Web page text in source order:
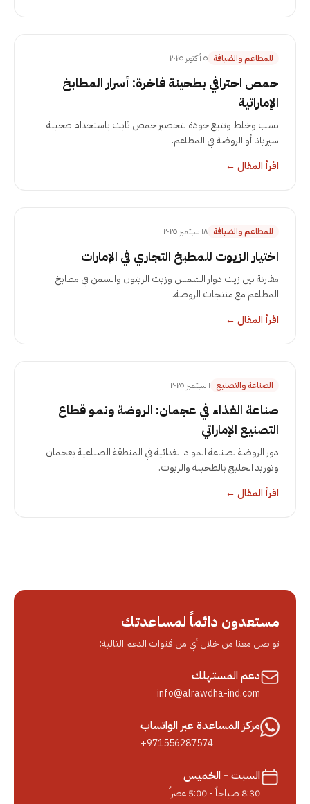
للمطاعم والضيافة ٥ أكتوبر ٢٠٢٥
حمص احترافي بطحينة فاخرة: أسرار المطابخ
الإماراتية
نسب وخلط وتتبع جودة لتحضير حمص ثابت باستخدام طحينة
سيريانا أو الروضة في المطاعم.
اقرأ المقال ←
للمطاعم والضيافة ١٨ سبتمبر ٢٠٢٥
اختيار الزيوت للمطبخ التجاري في الإمارات
مقارنة بين زيت دوار الشمس وزيت الزيتون والسمن في مطابخ
المطاعم مع منتجات الروضة.
اقرأ المقال ←
الصناعة والتصنيع ١ سبتمبر ٢٠٢٥
صناعة الغذاء في عجمان: الروضة ونمو قطاع
التصنيع الإماراتي
دور الروضة لصناعة المواد الغذائية في المنطقة الصناعية بعجمان
وتوريد الخليج بالطحينة والزيوت.
اقرأ المقال ←
مستعدون دائماً لمساعدتك
تواصل معنا من خلال أي من قنوات الدعم التالية:
دعم المستهلك
info@alrawdha-ind.com
مركز المساعدة عبر الواتساب
+971556287574
السبت - الخميس
8:30 صباحاً - 5:00 عصراً